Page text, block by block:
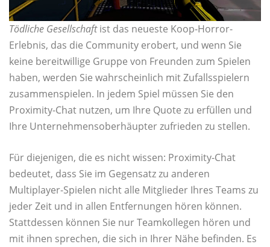
Tödliche Gesellschaftist das neueste Koop-Horror-
Erlebnis, das die Community erobert, und wenn Sie
keine bereitwillige Gruppe von Freunden zum Spielen
haben, werden Sie wahrscheinlich mit Zufallsspielern
zusammenspielen. In jedem Spiel müssen Sie den
Proximity-Chat nutzen, um Ihre Quote zu erfüllen und
Ihre Unternehmensoberhäupter zufrieden zu stellen.
Für diejenigen, die es nicht wissen: Proximity-Chat
bedeutet, dass Sie im Gegensatz zu anderen
Multiplayer-Spielen nicht alle Mitglieder Ihres Teams zu
jeder Zeit und in allen Entfernungen hören können.
Stattdessen können Sie nur Teamkollegen hören und
mit ihnen sprechen, die sich in Ihrer Nähe befinden. Es